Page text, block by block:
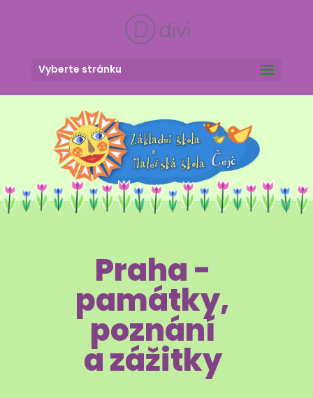
Vyberte stránku
Praha -
památky,
poznání
a zážitky